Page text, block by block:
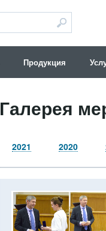
Продукция
Галерея
2021 2020